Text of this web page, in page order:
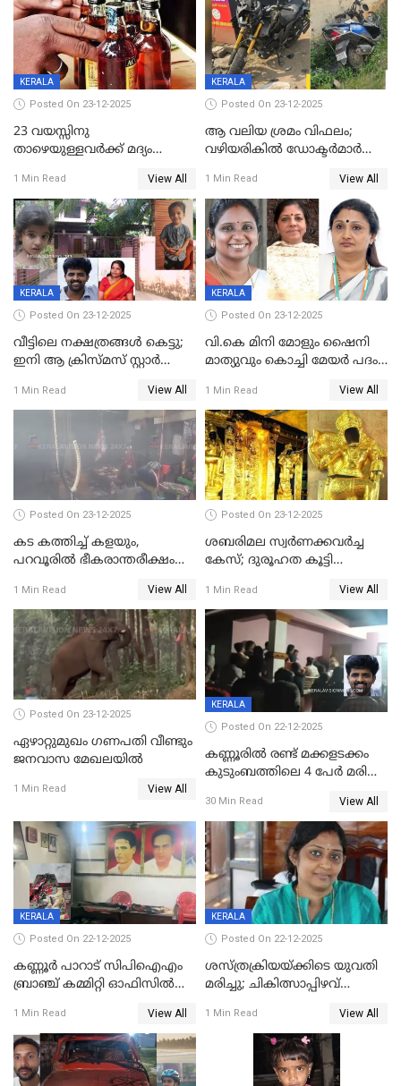
അതൃപ്തിയുമായി ദീപ്തി മേരി
വർഗീസ്
KERALA
Posted On 23-12-2025
23 വയസ്സിനു
താഴെയുള്ളവർക്ക് മദ്യം
നടപടി;സ്ഥാപനങ്ങൾക്കെതിരെ
രണ്ട് കേസുകൾ
1 Min Read View All
KERALA
Posted On 23-12-2025
ആ വലിയ ശ്രമം വിഫലം;
വഴിയരികില്‍ ‌ഡോക്ടര്‍മാര്‍
മരണത്തിന് കീഴടങ്ങി
1 Min Read View All
KERALA
Posted On 23-12-2025
വീട്ടിലെ നക്ഷത്രങ്ങൾ കെട്ടു;
ഇനി ആ ക്രിസ്മസ് സ്റ്റാർ
വേണ്ടിയുള്ള
പിടിവലിക്കിടയിൽ
അപ്പൂപ്പനെതിരെ പോക്സോ
കേസ് ഒടുവിൽ 4 ജീവനുകൾ
പൊലിഞ്ഞു
1 Min Read View All
KERALA
Posted On 23-12-2025
വി.കെ മിനി മോളും ഷൈനി
മാത്യുവും കൊച്ചി മേയർ പദം
മേയറാകില്ല
1 Min Read View All
Posted On 23-12-2025
കട കത്തിച്ച് കളയും,
പറവൂരില്‍ ഭീകരാന്തരീക്ഷം
1 Min Read View All
Posted On 23-12-2025
ശബരിമല സ്വര്‍ണക്കവര്‍ച്ച
കേസ്; ദുരൂഹത കൂട്ടി
1 Min Read View All
Posted On 23-12-2025
ഏഴാറ്റുമുഖം ഗണപതി വീണ്ടും
ജനവാസ മേഖലയിൽ
1 Min Read View All
KERALA
Posted On 22-12-2025
കണ്ണൂരിൽ രണ്ട് മക്കളടക്കം
കുടുംബത്തിലെ 4 പേർ മരിച്ച
30 Min Read View All
KERALA
Posted On 22-12-2025
കണ്ണൂർ പാറാട് സിപിഐഎം
ബ്രാഞ്ച് കമ്മിറ്റി ഓഫിസിൽ
ചിത്രങ്ങളടക്കം കത്തിയ
നിലയിൽ
1 Min Read View All
KERALA
Posted On 22-12-2025
ശസ്ത്രക്രിയയ്‌ക്കിടെ യുവതി
മരിച്ചു; ചികിത്സാപ്പിഴവ്
സംഭവം മാവേലിക്കരയിൽ
1 Min Read View All